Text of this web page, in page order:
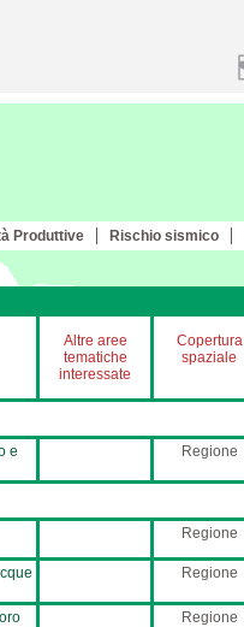
Produttive Rischio sismico
Altre aree
tematiche
interessate
Copertura
spaziale
e
Regione
Regione
Regione
Regione